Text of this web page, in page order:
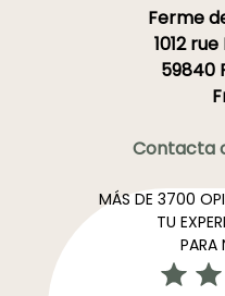
Ferme
1012
59840
Contacta
MÁS DE 3700
TU
PARA